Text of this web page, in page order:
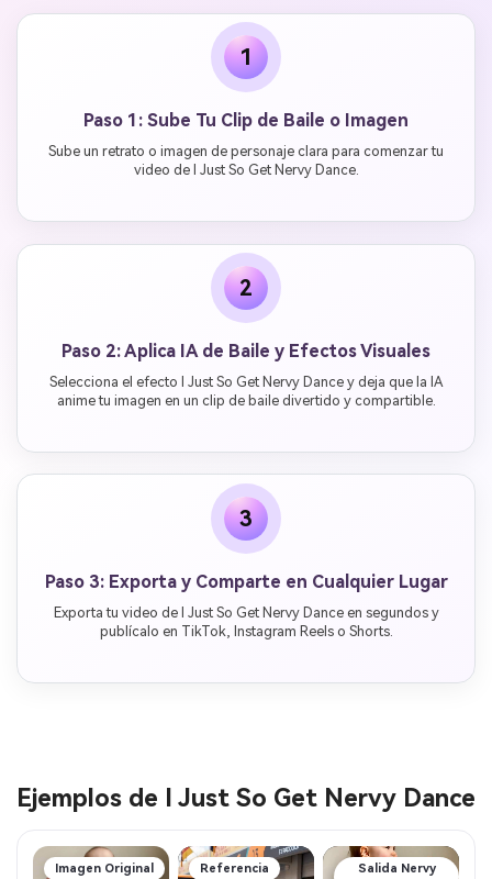
1
Paso 1: Sube Tu Clip de Baile o Imagen
Sube un retrato o imagen de personaje clara para comenzar tu
video de I Just So Get Nervy Dance.
2
Paso 2: Aplica IA de Baile y Efectos Visuales
Selecciona el efecto I Just So Get Nervy Dance y deja que la IA
anime tu imagen en un clip de baile divertido y compartible.
3
Paso 3: Exporta y Comparte en Cualquier Lugar
Exporta tu video de I Just So Get Nervy Dance en segundos y
publícalo en TikTok, Instagram Reels o Shorts.
Ejemplos de I Just So Get Nervy Dance
Imagen Original Referencia
Salida Nervy